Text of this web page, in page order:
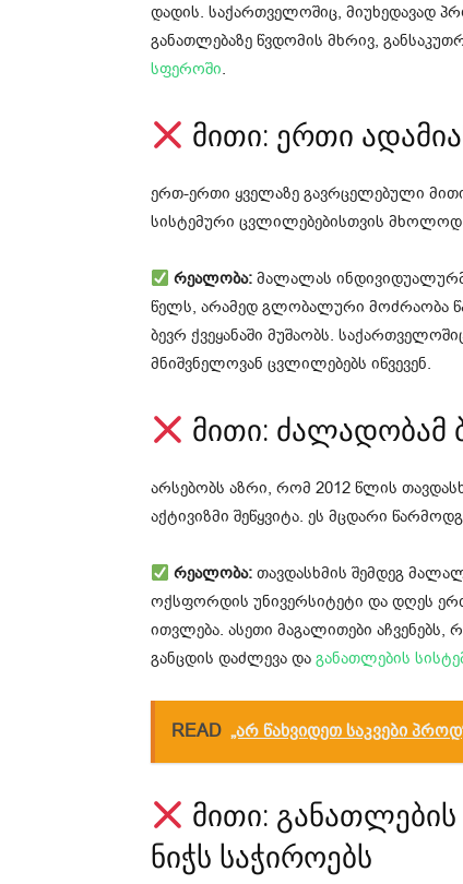
დადის. საქართველოშიც, მიუხედავად
განათლებაზე წვდომის მხრივ,
სფეროში.
მითი: ერთი
ერთ-ერთი ყველაზე გავრცელებული
სისტემური ცვლილებებისთვის
რეალობა: მალალას
წელს, არამედ გლობალური მოძრაობა
ბევრ ქვეყანაში მუშაობს.
მნიშვნელოვან ცვლილებებს იწვევენ.
მითი: ძალადობამ
არსებობს აზრი, რომ 2012 წლის
აქტივიზმი შეწყვიტა. ეს მცდარი
რეალობა: თავდასხმის შემდეგ
ოქსფორდის უნივერსიტეტი და დღეს
ითვლება. ასეთი მაგალითები
განცდის დაძლევა და განათლების
READ „არ წახვიდეთ საკვები
მითი:
ნიჭს საჭიროებს